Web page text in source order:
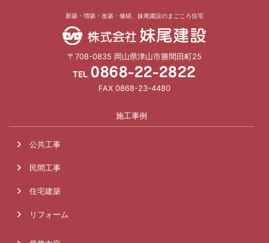
新築・増築・改築・修繕、妹尾建設のまごころ住宅
〒708-0835 岡山県津山市勝間田町25
TEL 0868-22-2822
FAX 0868-23-4480
施工事例
公共工事
民間工事
住宅建築
リフォーム